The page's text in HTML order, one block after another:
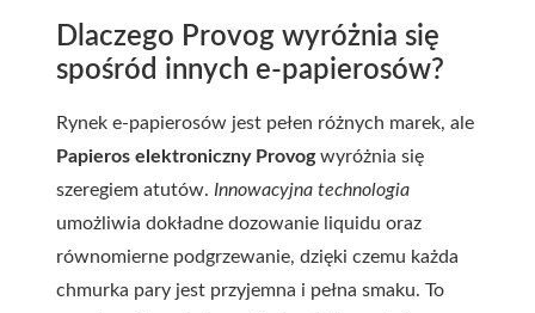
Dlaczego Provog wyróżnia się
spośród innych e-papierosów?
Rynek e-papierosów jest pełen różnych marek, ale
Papieros elektroniczny Provogwyróżnia się
szeregiem atutów. Innowacyjna technologia
umożliwia dokładne dozowanie liquidu oraz
równomierne podgrzewanie, dzięki czemu każda
chmurka pary jest przyjemna i pełna smaku. To